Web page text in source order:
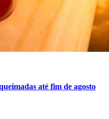
até fim de agosto